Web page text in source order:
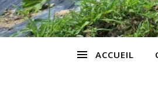
ACCUEIL